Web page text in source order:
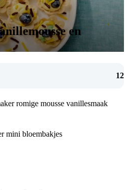
en
12
romige mousse vanillesmaak
mini bloembakjes